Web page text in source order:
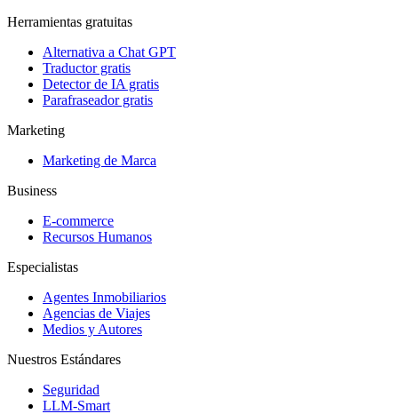
Herramientas gratuitas
Alternativa a Chat GPT
Traductor gratis
Detector de IA gratis
Parafraseador gratis
Marketing
Marketing de Marca
Business
E-commerce
Recursos Humanos
Especialistas
Agentes Inmobiliarios
Agencias de Viajes
Medios y Autores
Nuestros Estándares
Seguridad
LLM-Smart